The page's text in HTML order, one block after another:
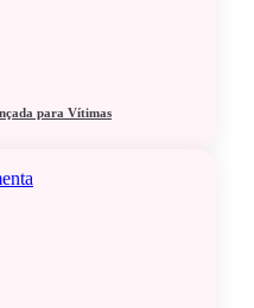
para Vítimas